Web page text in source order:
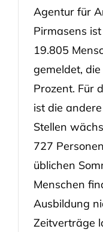
Agentur für
Pirmasens
19.805
gemeldet,
Prozent. Für
ist die
Stellen
727
üblichen
Menschen
Ausbildung
Zeitverträge